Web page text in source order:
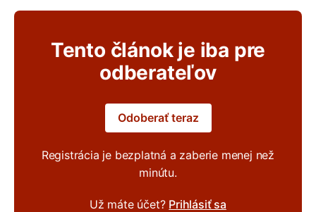
Tento článok je iba pre
odberateľov
Odoberať teraz
Registrácia je bezplatná a zaberie menej než
minútu.
Už máte účet? Prihlásiť sa